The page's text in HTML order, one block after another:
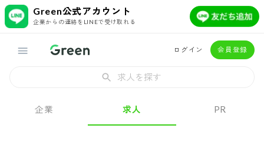
Green公式アカウント
企業からの連絡をLINEで受け取れる
ログイン 会員登録
求人を探す
企業 求人 PR